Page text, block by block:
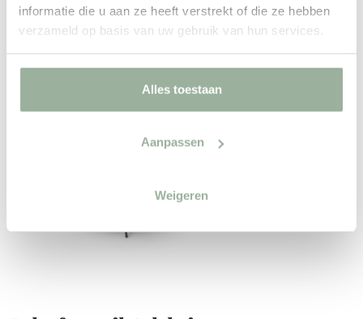
informatie die u aan ze heeft verstrekt of die ze hebben
verzameld op basis van uw gebruik van hun services.
Alles toestaan
Aanpassen
Weigeren